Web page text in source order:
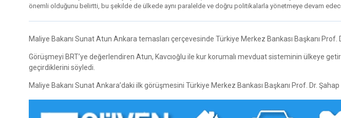
önemli olduğunu belirtti, bu şekilde de ülkede aynı paralelde ve doğru politikalarla yönetmeye devam
Maliye Bakanı Sunat Atun Ankara temasları çerçevesinde Türkiye Merkez Bankası Başkanı Prof.
Görüşmeyi BRT’ye değerlendiren Atun, Kavcıoğlu ile kur korumalı mevduat sisteminin ülkeye
geçirdiklerini söyledi.
Maliye Bakanı Sunat Ankara’daki ilk görüşmesini Türkiye Merkez Bankası Başkanı Prof. Dr.